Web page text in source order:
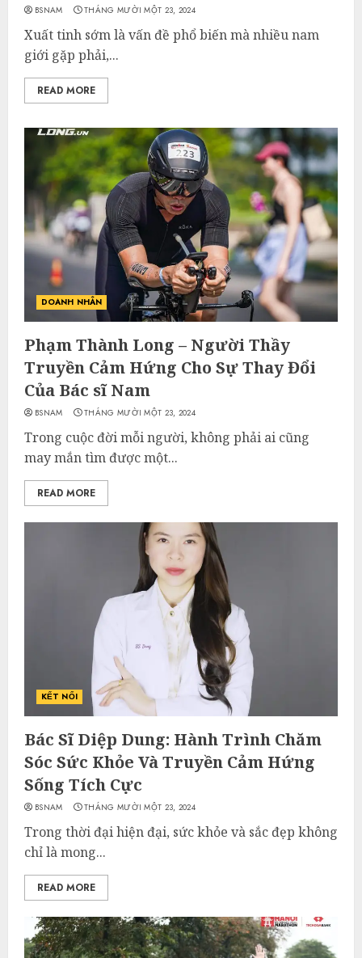
BSNAM THÁNG MƯỜI MỘT 23, 2024
Xuất tinh sớm là vấn đề phổ biến mà nhiều nam
giới gặp phải,...
READ MORE
DOANH NHÂN
Phạm Thành Long – Người Thầy
Truyền Cảm Hứng Cho Sự Thay Đổi
Của Bác sĩ Nam
BSNAM THÁNG MƯỜI MỘT 23, 2024
Trong cuộc đời mỗi người, không phải ai cũng
may mắn tìm được một...
READ MORE
KẾT NỐI
Bác Sĩ Diệp Dung: Hành Trình Chăm
Sóc Sức Khỏe Và Truyền Cảm Hứng
Sống Tích Cực
BSNAM THÁNG MƯỜI MỘT 23, 2024
Trong thời đại hiện đại, sức khỏe và sắc đẹp không
chỉ là mong...
READ MORE